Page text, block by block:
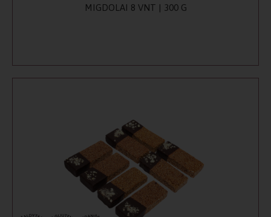
MIGDOLAI 8 VNT | 300 G